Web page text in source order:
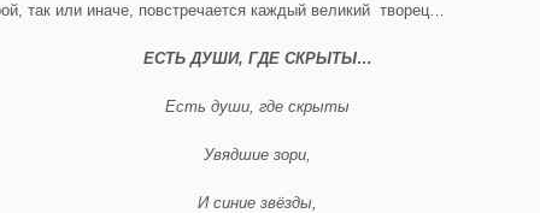
так или иначе, повстречается каждый великий творец…
ЕСТЬ ДУШИ, ГДЕ СКРЫТЫ…
Есть души, где скрыты
Увядшие зори,
И синие звёзды,